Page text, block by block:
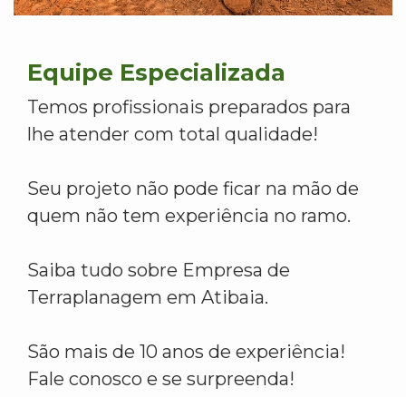
Equipe Especializada
Temos profissionais preparados para
lhe atender com total qualidade!
Seu projeto não pode ficar na mão de
quem não tem experiência no ramo.
Saiba tudo sobre Empresa de
Terraplanagem em Atibaia.
São mais de 10 anos de experiência!
Fale conosco e se surpreenda!